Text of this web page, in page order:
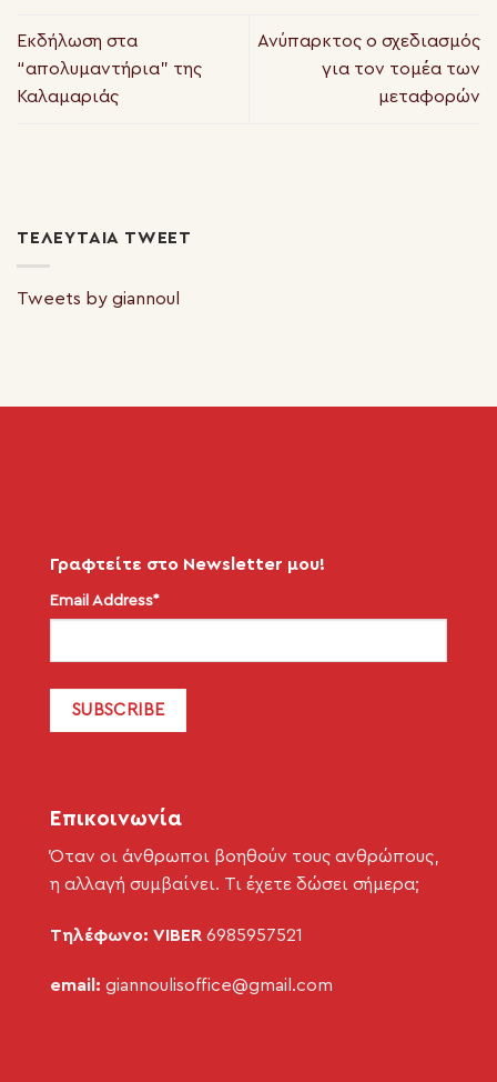
Εκδήλωση στα
“απολυμαντήρια” της
Καλαμαριάς
Ανύπαρκτος ο σχεδιασμός
για τον τομέα των
μεταφορών
ΤΕΛΕΥΤΑΊΑ TWEET
Tweets by giannoul
Γραφτείτε στο Newsletter μου!
Email Address*
Επικοινωνία
Όταν οι άνθρωποι βοηθούν τους ανθρώπους,
η αλλαγή συμβαίνει. Τι έχετε δώσει σήμερα;
Τηλέφωνο: VIBER 6985957521
email: giannoulisoffice@gmail.com